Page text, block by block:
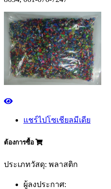
แชร์ไปโซเชียลมีเดีย
ต้องการซื้อ
ประเภทวัสดุ: พลาสติก
ผู้ลงประกาศ: